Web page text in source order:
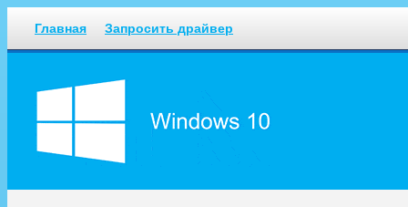
Главная Запросить драйвер